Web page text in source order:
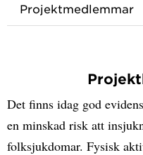
Projektmedlemmar
Det finns idag god
en minskad risk att
folksjukdomar. Fysisk